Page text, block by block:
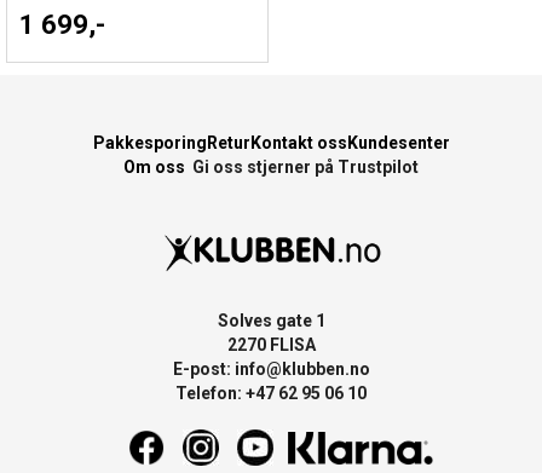
1 699,-
Pakkesporing Retur Kontakt oss Kundesenter
Om oss Gi oss stjerner på Trustpilot
Solves gate 1
2270 FLISA
E-post: info@klubben.no
Telefon: +47 62 95 06 10